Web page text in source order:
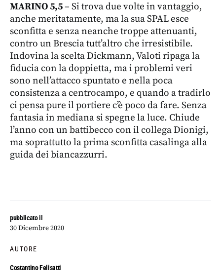
pubblicato il
30 Dicembre 2020
AUTORE
Costantino Felisatti
MARINO 5,5– Si trova due volte in vantaggio,
anche meritatamente, ma la sua SPAL esce
sconfitta e senza neanche troppe attenuanti,
contro un Brescia tutt’altro che irresistibile.
Indovina la scelta Dickmann, Valoti ripaga la
fiducia con la doppietta, ma i problemi veri
sono nell’attacco spuntato e nella poca
consistenza a centrocampo, e quando a tradirlo
ci pensa pure il portiere c’è poco da fare. Senza
fantasia in mediana si spegne la luce. Chiude
l’anno con un battibecco con il collega Dionigi,
ma soprattutto la prima sconfitta casalinga alla
guida dei biancazzurri.